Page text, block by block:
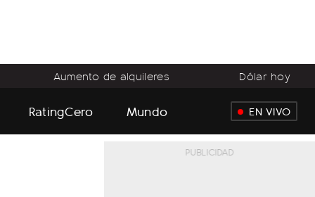
Aumento de alquileres Dólar hoy
RatingCero Mundo EN VIVO